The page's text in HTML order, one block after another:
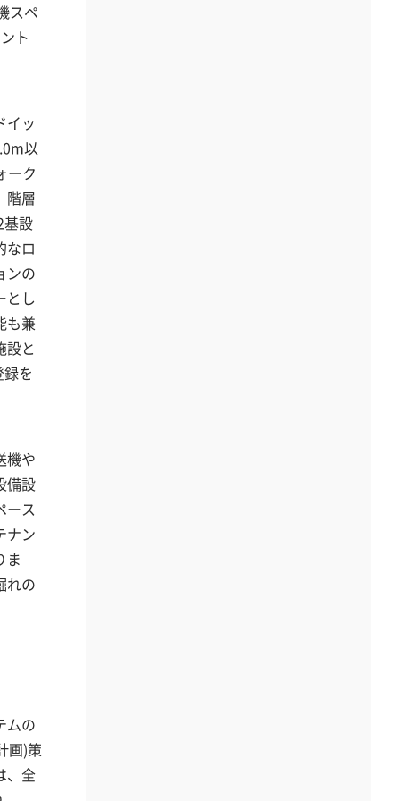
スペ
ト
イッ
以
ーク
階層
基設
なロ
ンの
とし
も兼
設と
を
機や
備設
ース
ナン
ま
れの
ムの
画)策
、全